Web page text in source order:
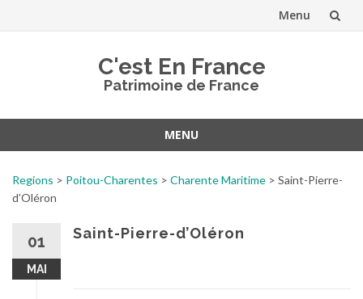
Menu
C'est En France
Patrimoine de France
MENU
contenu
Regions > Poitou-Charentes > Charente Maritime > Saint-Pierre-
d’Oléron
01
MAI
Saint-Pierre-d’Oléron